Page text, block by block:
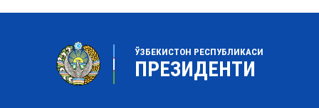
ЎЗБЕКИСТОН РЕСПУБЛИКАСИ
ПРЕЗИДЕНТИ